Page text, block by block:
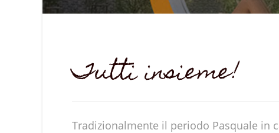
Tutti insieme!
Tradizionalmente il periodo Pasquale in